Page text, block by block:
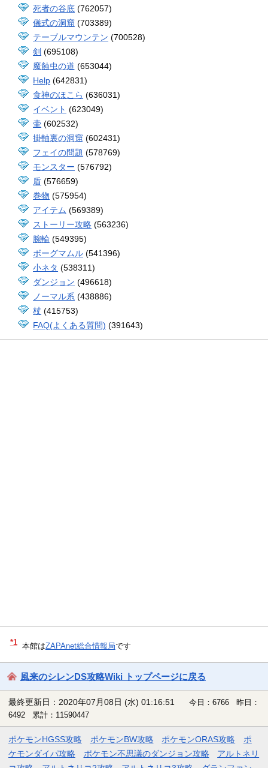
死者の谷底 (762057)
儀式の洞窟 (703389)
テーブルマウンテン (700528)
剣 (695108)
魔蝕虫の道 (653044)
Help (642831)
食神のほこら (636031)
イベント (623049)
壷 (602532)
掛軸裏の洞窟 (602431)
フェイの問題 (578769)
モンスター (576792)
盾 (576659)
巻物 (575954)
アイテム (569389)
ストーリー攻略 (563236)
腕輪 (549395)
ボーグマムル (541396)
小ネタ (538311)
ダンジョン (496618)
ノーマル系 (438886)
杖 (415753)
FAQ(よくある質問) (391643)
*1 本館はZAPAnet総合情報局です
風来のシレンDS攻略Wiki トップページに戻る
最終更新日：2020年07月08日 (水) 01:16:51
今日：6766 昨日：
6492 累計：11590447
ポケモンHGSS攻略 ポケモンBW攻略 ポケモンORAS攻略
ポ
ケモンダイパ攻略
ポケモン不思議のダンジョン攻略
アルトネリ